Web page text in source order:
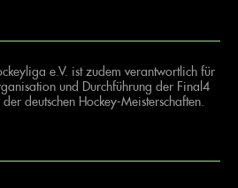
e.V. ist zudem verantwortlich für
und Durchführung der Final4
der deutschen Hockey-Meisterschaften.